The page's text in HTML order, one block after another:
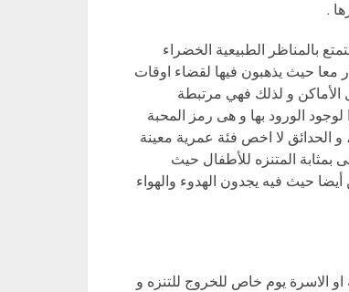
.
بالمناظر الطبيعية الخضراء
معا حيث يذهبون فيها لقضاء اوقات
الأماكن و لذلك فهي مرتبطة
الورود بها و هى رمز المحبة
و الحدائق لا اخص فئة عمرية معينة
بمثابة المتنزه للأطفال حيث
حيث فيه يجدون الهدوء والهواء
او الاسرة يوم خاص للخروج للتنزه و